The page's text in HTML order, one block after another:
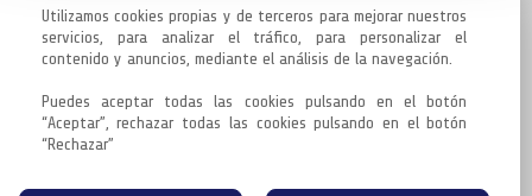
Utilizamos cookies propias y de terceros para mejorar nuestros
servicios, para analizar el tráfico, para personalizar el
contenido y anuncios, mediante el análisis de la navegación.
Puedes aceptar todas las cookies pulsando en el botón
“Aceptar”, rechazar todas las cookies pulsando en el botón
“Rechazar”